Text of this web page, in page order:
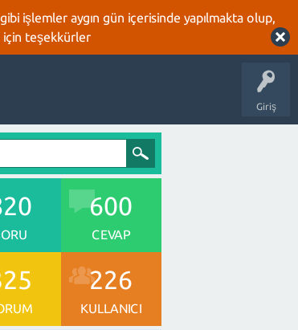
işlemler aygın gün içerisinde yapılmakta olup,
için teşekkürler
Giriş
600
CEVAP
226
KULLANICI